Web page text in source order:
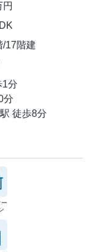
円
/17階建
1分
分
駅 徒歩8分